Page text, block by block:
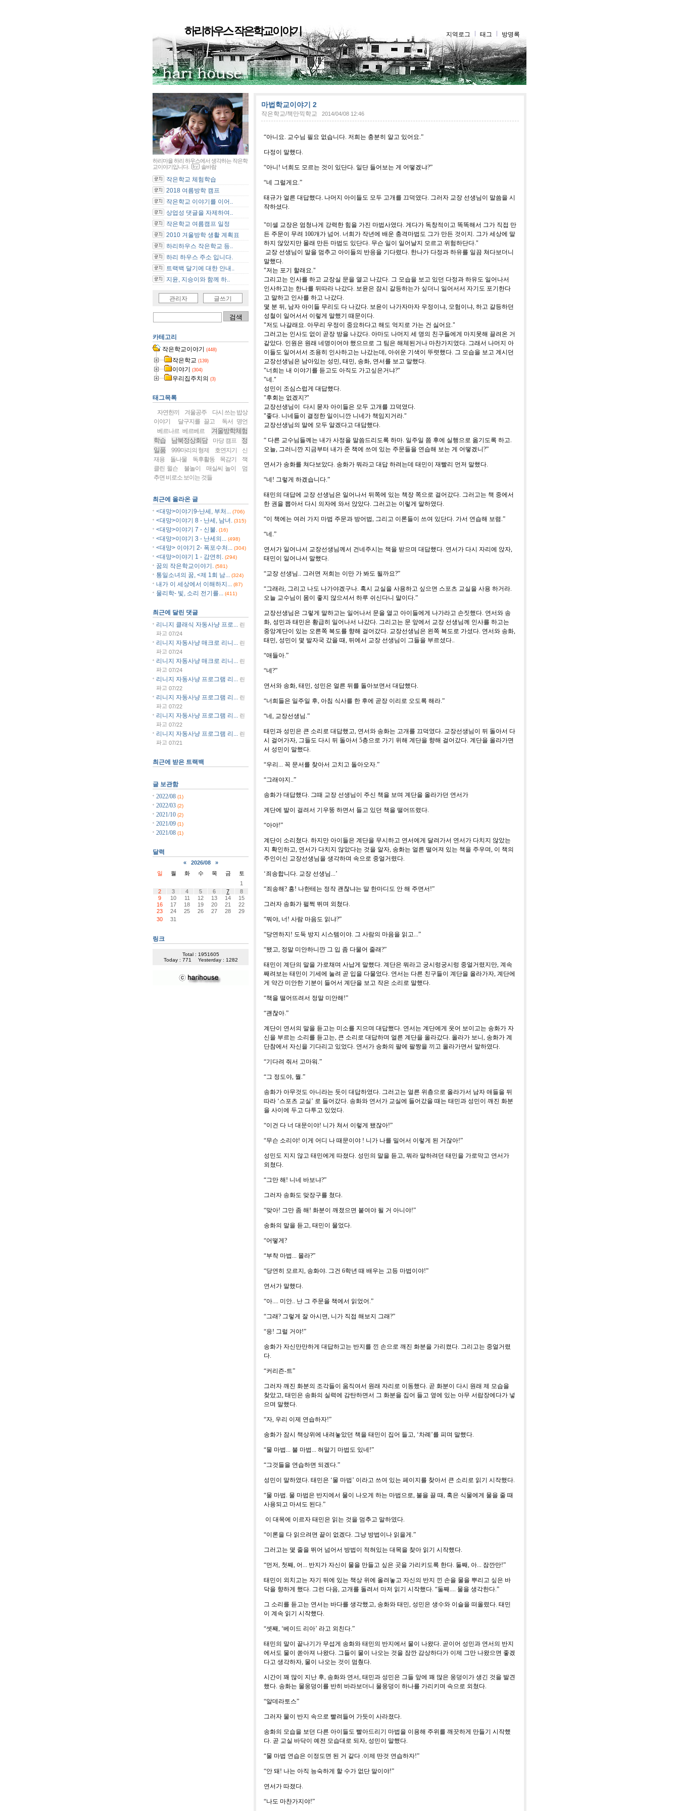
하리하우스 작은학교이야기 지역로그 태그 방명록
마법학교이야기 2
작은학교/책만끽학교 2014/04/08 12:46
“아니요. 교수님 필요 없습니다. 저희는 충분히 알고 있어요.”
다정이 말했다.
“아니 ! 너희도 모르는 것이 있단다. 일단 들어보는 게 어떻겠냐?”
“네 그럴게요.”
태규가 얼른 대답했다. 나머지 아이들도 모두 고개를 끄덕였다. 그러자 교장 선생님이 말씀을 시
작하셨다.
"미셀 교장은 엄청나게 강력한 힘을 가진 마법사였다. 게다가 독창적이고 똑똑해서 그가 직접 만
든 주문이 무려 100개가 넘어. 너희가 작년에 배운 충격마법도 그가 만든 것이지. 그가 세상에 말
하지 않았지만 몰래 만든 마법도 있단다. 무슨 일이 일어날지 모르고 위험하단다."
교장 선생님이 말을 멈추고 아이들의 반응을 기다렸다. 한나가 다정과 하유를 일끔 쳐다보더니
말했다.
"저는 포기 할래요."
그리고는 인사를 하고 교장실 문을 열고 나갔다. 그 모습을 보고 있던 다정과 하유도 일어나서
인사하고는 한나를 뒤따라 나갔다. 보윤은 잠시 갈등하는가 싶더니 일어서서 자기도 포기한다
고 말하고 인사를 하고 나갔다.
몇 분 뒤, 남자 아이들 무리도 다 나갔다. 보윤이 나가자마자 우정이냐, 모험이냐, 하고 갈등하던
성철이 일어서서 이렇게 말했기 때문이다.
"저도 나갈래요. 아무리 우정이 중요하다고 해도 억지로 가는 건 싫어요."
그러고는 인사도 없이 곧장 방을 나갔다. 아마도 나머지 세 명의 친구들에게 마지못해 끌려온 거
같았다. 인원은 원래 네명이어야 했으므로 그 팀은 해체된거나 마찬가지였다. 그래서 나머지 아
이들도 일어서서 조용히 인사하고는 나갔는데, 아쉬운 기색이 뚜렷했다. 그 모습을 보고 계시던
교장선생님은 남아있는 성민, 태민, 송화, 연서를 보고 말했다.
"너희는 내 이야기를 듣고도 아직도 가고싶은거냐?"
"네."
성민이 조심스럽게 대답했다.
"후회는 없겠지?"
교장선생님이 다시 묻자 아이들은 모두 고개를 끄덕였다.
"좋다. 니네들이 결정한 일이니깐 니네가 책임지거라."
교장선생님의 말에 모두 알겠다고 대답했다.
“ 다른 교수님들께는 내가 사정을 말씀드리도록 하마. 일주일 쯤 후에 실행으로 옮기도록 하고.
오늘, 그러니깐 지금부터 내가 준 책에 쓰여 있는 주문들을 연습해 보는 게 어떻겠니 ?”
연서가 송화를 쳐다보았다. 송화가 뭐라고 대답 하려는데 태민이 재빨리 먼저 말했다.
“네 ! 그렇게 하겠습니다.”
태민의 대답에 교장 선생님은 일어나서 뒤쪽에 있는 책장 쪽으로 걸어갔다. 그러고는 책 중에서
한 권을 뽑아서 다시 의자에 와서 앉았다. 그러고는 이렇게 말하였다.
“이 책에는 여러 가지 마법 주문과 방어법, 그리고 이론들이 쓰여 있단다. 가서 연습해 보렴 .”
“네 .”
연서가 일어나서 교장선생님께서 건네주시는 책을 받으며 대답했다. 연서가 다시 자리에 앉자,
태민이 일어나서 말했다.
“교장 선생님 .. 그러면 저희는 이만 가 봐도 될까요?”
“그래라, 그리고 나도 나가야겠구나. 혹시 교실을 사용하고 싶으면 스포츠 교실을 사용 하거라.
오늘 교수님이 몸이 좋지 않으셔서 하루 쉬신다니 말이다.”
교장선생님은 그렇게 말하고는 일어나서 문을 열고 아이들에게 나가라고 손짓했다. 연서와 송
화, 성민과 태민은 황급히 일어나서 나갔다. 그리고는 문 앞에서 교장 선생님께 인사를 하고는
중앙계단이 있는 오른쪽 복도를 향해 걸어갔다. 교장선생님은 왼쪽 복도로 가셨다. 연서와 송화,
태민, 성민이 몇 발자국 갔을 때, 뒤에서 교장 선생님이 그들을 부르셨다..
“애들아.”
“네 ?”
연서와 송화, 태민, 성민은 얼른 뒤를 돌아보면서 대답했다.
“너희들은 일주일 후, 아침 식사를 한 후에 곧장 이리로 오도록 해라.”
“네 , 교장선생님 .”
태민과 성민은 큰 소리로 대답했고, 연서와 송화는 고개를 끄덕였다. 교장선생님이 뒤 돌아서 다
시 걸어가자, 그들도 다시 뒤 돌아서 5층으로 가기 위해 계단을 향해 걸어갔다. 계단을 올라가면
서 성민이 말했다.
“우리 ... 꼭 문서를 찾아서 고치고 돌아오자.”
“그래야지 ..”
송화가 대답했다. 그때 교장 선생님이 주신 책을 보며 계단을 올라가던 연서가
계단에 발이 걸려서 기우뚱 하면서 들고 있던 책을 떨어뜨렸다.
“아야!”
계단이 소리쳤다. 하지만 아이들은 계단을 무시하고 연서에게 달려가서 연서가 다치지 않았는
지 확인하고, 연서가 다치지 않았다는 것을 알자, 송화는 얼른 떨어져 있는 책을 주우며, 이 책의
주인이신 교장선생님을 생각하며 속으로 중얼거렸다.
‘죄송합니다. 교장 선생님 ...’
“죄송해? 흥! 나한테는 정작 괜찮냐는 말 한마디도 안 해 주면서 !”
그러자 송화가 펄쩍 뛰며 외쳤다.
“뭐야, 너 ! 사람 마음도 읽냐?”
“당연하지 ! 도둑 방지 시스템이야. 그 사람의 마음을 읽고...”
“됐고, 정말 미안하니깐 그 입 좀 다물어 줄래?”
태민이 계단의 말을 가로채며 사납게 말했다. 계단은 뭐라고 궁시렁궁시렁 중얼거렸지만, 계속
째려보는 태민이 기세에 눌려 곧 입을 다물었다. 연서는 다른 친구들이 계단을 올라가자, 계단에
게 약간 미안한 기분이 들어서 계단을 보고 작은 소리로 말했다.
“책을 떨어뜨려서 정말 미안해 !”
“괜찮아.”
계단이 연서의 말을 듣고는 미소를 지으며 대답했다. 연서는 계단에게 웃어 보이고는 송화가 자
신을 부르는 소리를 듣고는, 큰 소리로 대답하며 얼른 계단을 올라갔다. 올라가 보니 , 송화가 계
단참에서 자신을 기다리고 있었다. 연서가 송화의 팔에 팔짱을 끼고 올라가면서 말하였다.
“기다려 줘서 고마워 .”
“그 정도야, 뭘 .”
송화가 아무것도 아니라는 듯이 대답하였다. 그러고는 얼른 위층으로 올라가서 남자 애들을 뒤
따라 ‘스포츠 교실 ’ 로 들어갔다. 송화와 연서가 교실에 들어갔을 때는 태민과 성민이 깨진 화분
을 사이에 두고 다투고 있었다.
“이건 다 너 대문이야! 니가 쳐서 이렇게 됐잖아!”
“무슨 소리야! 이게 어디 나 때문이야 ! 니가 나를 밀어서 이렇게 된 거잖아!”
성민도 지지 않고 태민에게 따졌다. 성민의 말을 듣고, 뭐라 말하려던 태민을 가로막고 연서가
외쳤다.
“그만 해 ! 니네 바보냐?”
그러자 송화도 맞장구를 쳤다.
“맞아! 그만 좀 해 ! 화분이 깨졌으면 붙여야 될 거 아니야!”
송화의 말을 듣고, 태민이 물었다.
“어떻게 ?
“부착 마법 ... 몰라?”
“당연히 모르지 , 송화야. 그건 6학년 때 배우는 고등 마법이야!”
연서가 말했다.
“아.... 미안.. 난 그 주문을 책에서 읽었어 .”
“그래? 그렇게 잘 아시면, 니가 직접 해보지 그래?”
“응! 그럴 거야!”
송화가 자신만만하게 대답하고는 반지를 낀 손으로 깨진 화분을 가리켰다. 그리고는 중얼거렸
다.
“커리즌-트”
그러자 깨진 화분의 조각들이 움직여서 원래 자리로 이동했다. 곧 화분이 다시 원래 제 모습을
찾았고, 태민은 송화의 실력에 감탄하면서 그 화분을 집어 들고 옆에 있는 아무 서랍장에다가 넣
으며 말했다.
“자, 우리 이제 연습하자!”
송화가 잠시 책상위에 내려놓았던 책을 태민이 집어 들고, ‘차례 ’를 피며 말했다.
“물 마법 ... 불 마법 ... 혀말기 마법도 있네 !”
“그것들을 연습하면 되겠다.”
성민이 말하였다. 태민은 ‘물 마법 ’ 이라고 쓰여 있는 페이지를 찾아서 큰 소리로 읽기 시작했다.
“물 마법 . 물 마법은 반지에서 물이 나오게 하는 마법으로, 불을 끌 때, 혹은 식물에게 물을 줄 때
사용되고 마셔도 된다.”
이 대목에 이르자 태민은 읽는 것을 멈추고 말하였다.
“이론을 다 읽으려면 끝이 없겠다. 그냥 방법이나 읽을게 .”
그러고는 몇 줄을 뛰어 넘어서 방법이 적혀있는 대목을 찾아 읽기 시작했다.
“먼저, 첫째, 어 ... 반지가 자신이 물을 만들고 싶은 곳을 가리키도록 한다. 둘째, 아... 잠깐만!”
태민이 외치고는 자기 뒤에 있는 책상 위에 올려놓고 자신의 반지 낀 손을 물을 뿌리고 싶은 바
닥을 향하게 했다. 그런 다음, 고개를 돌려서 마저 읽기 시작했다. “둘째 .... 물을 생각한다.”
그 소리를 듣고는 연서는 바다를 생각했고, 송화와 태민, 성민은 생수와 이슬을 떠올렸다. 태민
이 계속 읽기 시작했다.
“셋째, ‘베이드 리아’ 라고 외친다.”
태민의 말이 끝나기가 무섭게 송화와 태민의 반지에서 물이 나왔다. 곧이어 성민과 연서의 반지
에서도 물이 쏟아져 나왔다. 그들이 물이 나오는 것을 잠깐 감상하다가 이제 그만 나왔으면 좋겠
다고 생각하자, 물이 나오는 것이 멈췄다.
시간이 꽤 많이 지난 후, 송화와 연서, 태민과 성민은 그들 앞에 꽤 많은 웅덩이가 생긴 것을 발견
했다. 송화는 물웅덩이를 반히 바라보더니 물웅덩이 하나를 가리키며 속으로 외쳤다.
“알데라토스”
그러자 물이 반지 속으로 빨려들어 가듯이 사라졌다.
송화의 모습을 보던 다른 아이들도 빨아드리기 마법을 이용해 주위를 깨끗하게 만들기 시작했
다. 곧 교실 바닥이 예전 모습대로 되자, 성민이 말했다.
“물 마법 연습은 이정도면 된 거 같다 .이제 딴것 연습하자!”
“안 돼 ! 나는 아직 능숙하게 할 수가 없단 말이야!”
연서가 따졌다.
“나도 마찬가지야!”
하리마을 하리 하우스에서 생각하는 작은학
교이야기입니다.
솔바람
작은학교 체험학습
2018 여름방학 캠프
작은학교 이야기를 이어..
상업성 댓글을 자제하여..
작은학교 여름캠프 일정
2010 겨울방학 생활 계획표
하리하우스 작은학교 등..
하리 하우스 주소 입니다.
트랙백 달기에 대한 안내..
지윤, 지승이와 함께 하..
관리자 글쓰기
카테고리
작은학교이야기 (448)
작은학교 (139)
이야기 (304)
우리집주치의 (3)
태그목록
자연한끼 겨울공주
다시 쓰는 밥상
이야기
달구지를 끌고
독서 명언
베르나르 베르베르
겨울방학체험
학습
남북정상회담 마당 캠프
정
일품
999마리의 형제 호연지기
신
재용
돌나물 독후활동 목감기
잭
클린 윌슨
불놀이 매실씨 놀이
멈
추면 비로소 보이는 것들
최근에 올라온 글
<대망>이야기9-난세, 부처...
(706)
<대망>이야기 8 - 난세, 남녀. (315)
<대망>이야기 7 - 신불. (16)
<대망>이야기 3 - 난세의... (498)
<대망> 이야기 2- 폭포수처... (304)
<대망>이야기 1 - 감연히. (294)
꿈의 작은학교이야기. (581)
통일소녀의 꿈, <제 1회 남... (324)
내가 이 세상에서 이해하지... (87)
물리학- 빛, 소리 전기를... (411)
최근에 달린 댓글
리니지 클래식 자동사냥 프로...
린
파고 07/24
리니지 자동사냥 매크로 리니... 린
파고 07/24
리니지 자동사냥 매크로 리니... 린
파고 07/24
리니지 자동사냥 프로그램 리... 린
파고 07/22
리니지 자동사냥 프로그램 리... 린
파고 07/22
리니지 자동사냥 프로그램 리... 린
파고 07/22
리니지 자동사냥 프로그램 리... 린
파고 07/21
최근에 받은 트랙백
글 보관함
2022/08 (1)
2022/03 (2)
2021/10 (2)
2021/09 (1)
2021/08 (1)
달력
« 2026/08
»
일
월 화 수 목 금
토
1
2
3 4 5 6 7
8
9
10 11 12 13 14
15
16
17 18 19 20 21
22
23
24 25 26 27 28
29
30
31
링크
Total : 1951605
Today : 771
Yesterday : 1282